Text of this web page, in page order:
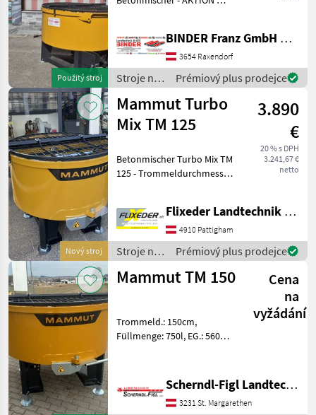
Použitý stroj
serienmäßiger Ausführung
✔️ Serienmäßig wird der
TURBO MIX ✔️ mittels Tra
BINDER Franz GmbH & CoKG
3654 Raxendorf
Stroje na
stavbu /
Mammut
Prémiový plus prodejce
Nový stroj
Mammut Turbo
Mix TM 125
3.890
€
20 % s DPH
3.241,67 €
netto
Betonmischer Turbo Mix TM
125 - Trommeldurchmesser
Zapfwellenantrieb
einstufiges Getriebe,
Übersetzung 7, 75:1
Mischen und
Flixeder Landtechnik GmbH
4910 Pattigham
Stroje na
stavbu /
Mammut
Prémiový plus prodejce
Mammut TM 150
Cena
na
vyžádání
Trommeld.: 150cm,
Füllmenge: 750l, EG.: 560kg,
Sandabfüllung Stroje na
stavbu Miešačka betónu
Scherndl-Figl Landtechnik
3231 St. Margarethen